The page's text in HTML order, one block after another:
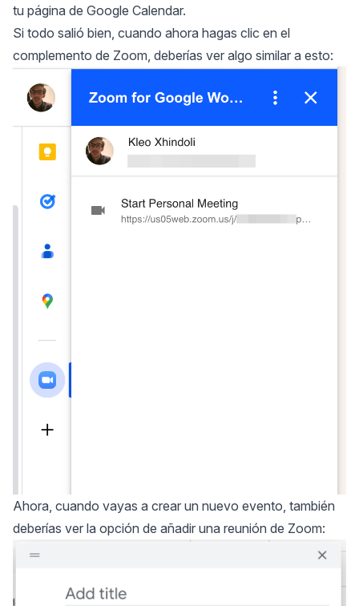
tu página de Google Calendar.
Si todo salió bien, cuando ahora hagas clic en el
complemento de Zoom, deberías ver algo similar a esto:
Ahora, cuando vayas a crear un nuevo evento, también
deberías ver la opción de añadir una reunión de Zoom: